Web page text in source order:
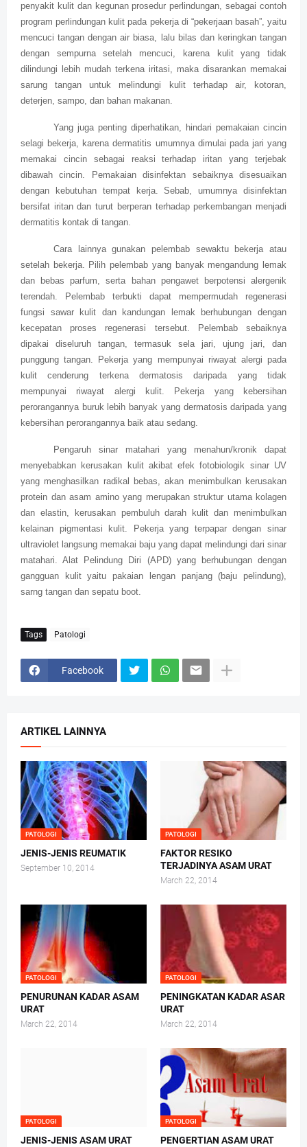
penyakit kulit dan kegunan prosedur perlindungan, sebagai contoh
program perlindungan kulit pada pekerja di “pekerjaan basah”, yaitu
mencuci tangan dengan air biasa, lalu bilas dan keringkan tangan
dengan sempurna setelah mencuci, karena kulit yang tidak
dilindungi lebih mudah terkena iritasi, maka disarankan memakai
sarung tangan untuk melindungi kulit terhadap air, kotoran,
deterjen, sampo, dan bahan makanan.
Yang juga penting diperhatikan, hindari pemakaian cincin
selagi bekerja, karena dermatitis umumnya dimulai pada jari yang
memakai cincin sebagai reaksi terhadap iritan yang terjebak
dibawah cincin. Pemakaian disinfektan sebaiknya disesuaikan
dengan kebutuhan tempat kerja. Sebab, umumnya disinfektan
bersifat iritan dan turut berperan terhadap perkembangan menjadi
dermatitis kontak di tangan.
Cara lainnya gunakan pelembab sewaktu bekerja atau
setelah bekerja. Pilih pelembab yang banyak mengandung lemak
dan bebas parfum, serta bahan pengawet berpotensi alergenik
terendah. Pelembab terbukti dapat mempermudah regenerasi
fungsi sawar kulit dan kandungan lemak berhubungan dengan
kecepatan proses regenerasi tersebut. Pelembab sebaiknya
dipakai diseluruh tangan, termasuk sela jari, ujung jari, dan
punggung tangan. Pekerja yang mempunyai riwayat alergi pada
kulit cenderung terkena dermatosis daripada yang tidak
mempunyai riwayat alergi kulit. Pekerja yang kebersihan
perorangannya buruk lebih banyak yang dermatosis daripada yang
kebersihan perorangannya baik atau sedang.
Pengaruh sinar matahari yang menahun/kronik dapat
menyebabkan kerusakan kulit akibat efek fotobiologik sinar UV
yang menghasilkan radikal bebas, akan menimbulkan kerusakan
protein dan asam amino yang merupakan struktur utama kolagen
dan elastin, kerusakan pembuluh darah kulit dan menimbulkan
kelainan pigmentasi kulit. Pekerja yang terpapar dengan sinar
ultraviolet langsung memakai baju yang dapat melindungi dari sinar
matahari. Alat Pelindung Diri (APD) yang berhubungan dengan
gangguan kulit yaitu pakaian lengan panjang (baju pelindung),
sarng tangan dan sepatu boot.
Tags Patologi
Facebook
ARTIKEL LAINNYA
PATOLOGI
JENIS-JENIS REUMATIK
September 10, 2014
PATOLOGI
FAKTOR RESIKO
TERJADINYA ASAM URAT
March 22, 2014
PATOLOGI
PENURUNAN KADAR ASAM
URAT
March 22, 2014
PATOLOGI
PENINGKATAN KADAR ASAR
URAT
March 22, 2014
PATOLOGI
JENIS-JENIS ASAM URAT
PATOLOGI
PENGERTIAN ASAM URAT